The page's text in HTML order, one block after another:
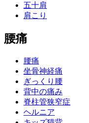
五十肩
肩こり
腰痛
腰痛
坐骨神経痛
ぎっくり腰
背中の痛み
脊柱管狭窄症
ヘルニア